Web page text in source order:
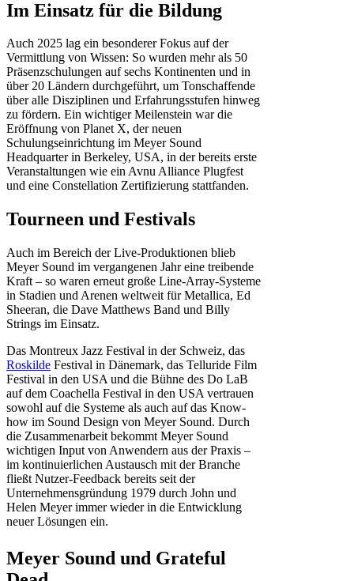
Im Einsatz für die Bildung
Auch 2025 lag ein besonderer Fokus auf der
Vermittlung von Wissen: So wurden mehr als 50
Präsenzschulungen auf sechs Kontinenten und in
über 20 Ländern durchgeführt, um Tonschaffende
über alle Disziplinen und Erfahrungsstufen hinweg
zu fördern. Ein wichtiger Meilenstein war die
Eröffnung von Planet X, der neuen
Schulungseinrichtung im Meyer Sound
Headquarter in Berkeley, USA, in der bereits erste
Veranstaltungen wie ein Avnu Alliance Plugfest
und eine Constellation Zertifizierung stattfanden.
Tourneen und Festivals
Auch im Bereich der Live-Produktionen blieb
Meyer Sound im vergangenen Jahr eine treibende
Kraft – so waren erneut große Line-Array-Systeme
in Stadien und Arenen weltweit für Metallica, Ed
Sheeran, die Dave Matthews Band und Billy
Strings im Einsatz.
Das Montreux Jazz Festival in der Schweiz, das
Roskilde Festival in Dänemark, das Telluride Film
Festival in den USA und die Bühne des Do LaB
auf dem Coachella Festival in den USA vertrauen
sowohl auf die Systeme als auch auf das Know-
how im Sound Design von Meyer Sound. Durch
die Zusammenarbeit bekommt Meyer Sound
wichtigen Input von Anwendern aus der Praxis –
im kontinuierlichen Austausch mit der Branche
fließt Nutzer-Feedback bereits seit der
Unternehmensgründung 1979 durch John und
Helen Meyer immer wieder in die Entwicklung
neuer Lösungen ein.
Meyer Sound und Grateful